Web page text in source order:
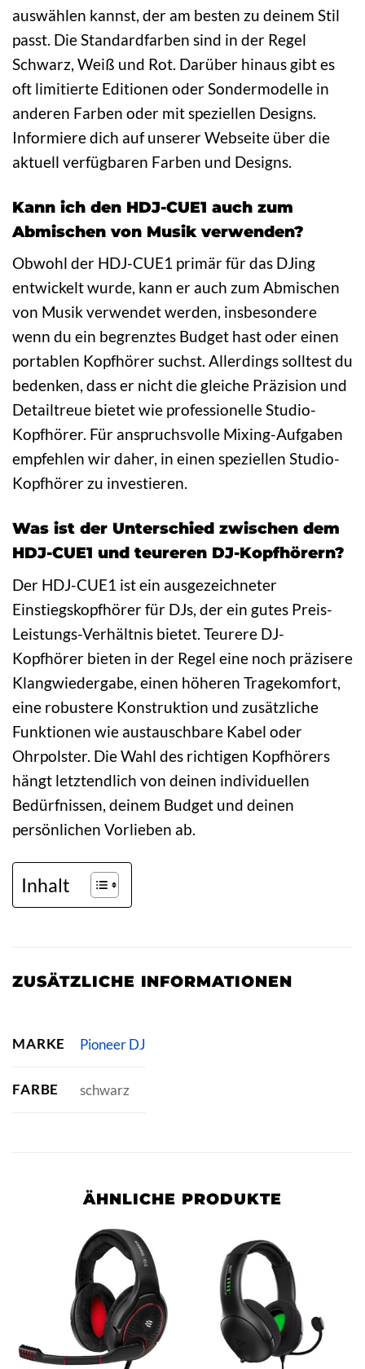
auswählen kannst, der am besten zu deinem Stil
passt. Die Standardfarben sind in der Regel
Schwarz, Weiß und Rot. Darüber hinaus gibt es
oft limitierte Editionen oder Sondermodelle in
anderen Farben oder mit speziellen Designs.
Informiere dich auf unserer Webseite über die
aktuell verfügbaren Farben und Designs.
Kann ich den HDJ-CUE1 auch zum
Abmischen von Musik verwenden?
Obwohl der HDJ-CUE1 primär für das DJing
entwickelt wurde, kann er auch zum Abmischen
von Musik verwendet werden, insbesondere
wenn du ein begrenztes Budget hast oder einen
portablen Kopfhörer suchst. Allerdings solltest du
bedenken, dass er nicht die gleiche Präzision und
Detailtreue bietet wie professionelle Studio-
Kopfhörer. Für anspruchsvolle Mixing-Aufgaben
empfehlen wir daher, in einen speziellen Studio-
Kopfhörer zu investieren.
Was ist der Unterschied zwischen dem
HDJ-CUE1 und teureren DJ-Kopfhörern?
Der HDJ-CUE1 ist ein ausgezeichneter
Einstiegskopfhörer für DJs, der ein gutes Preis-
Leistungs-Verhältnis bietet. Teurere DJ-
Kopfhörer bieten in der Regel eine noch präzisere
Klangwiedergabe, einen höheren Tragekomfort,
eine robustere Konstruktion und zusätzliche
Funktionen wie austauschbare Kabel oder
Ohrpolster. Die Wahl des richtigen Kopfhörers
hängt letztendlich von deinen individuellen
Bedürfnissen, deinem Budget und deinen
persönlichen Vorlieben ab.
Inhalt
ZUSÄTZLICHE INFORMATIONEN
MARKE Pioneer DJ
FARBE schwarz
ÄHNLICHE PRODUKTE